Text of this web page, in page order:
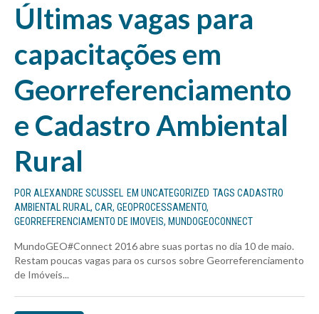
Últimas vagas para
capacitações em
Georreferenciamento
e Cadastro Ambiental
Rural
POR ALEXANDRE SCUSSEL EM UNCATEGORIZED TAGS CADASTRO
AMBIENTAL RURAL, CAR, GEOPROCESSAMENTO,
GEORREFERENCIAMENTO DE IMOVEIS, MUNDOGEOCONNECT
MundoGEO#Connect 2016 abre suas portas no dia 10 de maio.
Restam poucas vagas para os cursos sobre Georreferenciamento
de Imóveis...